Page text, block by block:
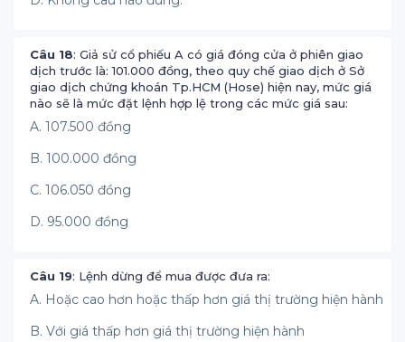
Câu 18: Giả sử cổ phiếu A có giá đóng cửa ở phiên giao
dịch trước là: 101.000 đồng, theo quy chế giao dịch ở Sở
giao dịch chứng khoán Tp.HCM (Hose) hiện nay, mức giá
nào sẽ là mức đặt lệnh hợp lệ trong các mức giá sau:
A. 107.500 đồng
B. 100.000 đồng
C. 106.050 đồng
D. 95.000 đồng
Câu 19: Lệnh dừng để mua được đưa ra:
A. Hoặc cao hơn hoặc thấp hơn giá thị trường hiện hành
B. Với giá thấp hơn giá thị trường hiện hành